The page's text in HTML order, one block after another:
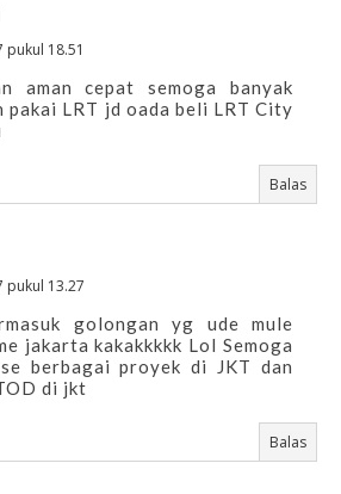
pukul 18.51
aman cepat semoga banyak
pakai LRT jd oada beli LRT City
Balas
pukul 13.27
golongan yg ude mule
jakarta kakakkkkk Lol Semoga
berbagai proyek di JKT dan
di jkt
Balas